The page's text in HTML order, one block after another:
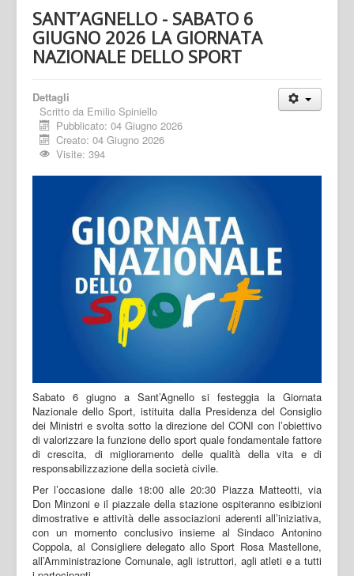
SANT’AGNELLO - SABATO 6
GIUGNO 2026 LA GIORNATA
NAZIONALE DELLO SPORT
Dettagli
Scritto da Emilio Spiniello
Pubblicato: 04 Giugno 2026
Creato: 04 Giugno 2026
Visite: 394
Sabato 6 giugno a Sant’Agnello si festeggia la Giornata
Nazionale dello Sport, istituita dalla Presidenza del Consiglio
dei Ministri e svolta sotto la direzione del CONI con l’obiettivo
di valorizzare la funzione dello sport quale fondamentale fattore
di crescita, di miglioramento delle qualità della vita e di
responsabilizzazione della società civile.
Per l’occasione dalle 18:00 alle 20:30 Piazza Matteotti, via
Don Minzoni e il piazzale della stazione ospiteranno esibizioni
dimostrative e attività delle associazioni aderenti all’iniziativa,
con un momento conclusivo insieme al Sindaco Antonino
Coppola, al Consigliere delegato allo Sport Rosa Mastellone,
all’Amministrazione Comunale, agli istruttori, agli atleti e a tutti